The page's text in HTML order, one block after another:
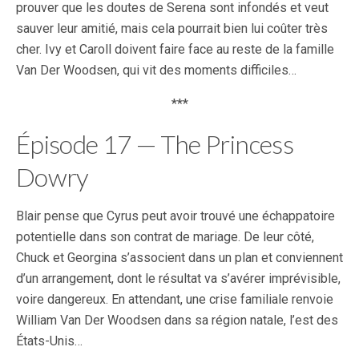
prouver que les doutes de Serena sont infondés et veut
sauver leur amitié, mais cela pourrait bien lui coûter très
cher. Ivy et Caroll doivent faire face au reste de la famille
Van Der Woodsen, qui vit des moments difficiles…
***
Épisode 17 — The Princess
Dowry
Blair pense que Cyrus peut avoir trouvé une échappatoire
potentielle dans son contrat de mariage. De leur côté,
Chuck et Georgina s’associent dans un plan et conviennent
d’un arrangement, dont le résultat va s’avérer imprévisible,
voire dangereux. En attendant, une crise familiale renvoie
William Van Der Woodsen dans sa région natale, l’est des
États-Unis…